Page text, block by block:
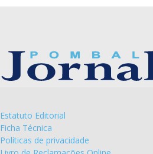
Estatuto Editorial
Ficha Técnica
Políticas de privacidade